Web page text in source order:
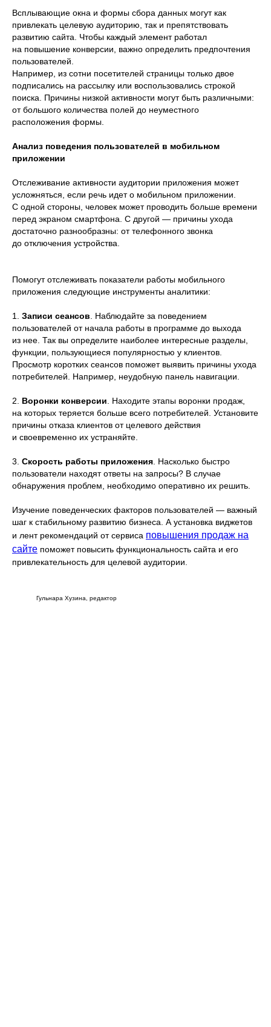
Всплывающие окна и формы сбора данных могут как
привлекать целевую аудиторию, так и препятствовать
развитию сайта. Чтобы каждый элемент работал
на повышение конверсии, важно определить предпочтения
пользователей.
Например, из сотни посетителей страницы только двое
подписались на рассылку или воспользовались строкой
поиска. Причины низкой активности могут быть различными:
от большого количества полей до неуместного
расположения формы.
Анализ поведения пользователей в мобильном
приложении
Отслеживание активности аудитории приложения может
усложняться, если речь идет о мобильном приложении.
С одной стороны, человек может проводить больше времени
перед экраном смартфона. С другой — причины ухода
достаточно разнообразны: от телефонного звонка
до отключения устройства.
Помогут отслеживать показатели работы мобильного
приложения следующие инструменты аналитики:
1. Записи сеансов . Наблюдайте за поведением
пользователей от начала работы в программе до выхода
из нее. Так вы определите наиболее интересные разделы,
функции, пользующиеся популярностью у клиентов.
Просмотр коротких сеансов поможет выявить причины ухода
потребителей. Например, неудобную панель навигации.
2. Воронки конверсии . Находите этапы воронки продаж,
на которых теряется больше всего потребителей. Установите
причины отказа клиентов от целевого действия
и своевременно их устраняйте.
3. Скорость работы приложения . Насколько быстро
пользователи находят ответы на запросы? В случае
обнаружения проблем, необходимо оперативно их решить.
Изучение поведенческих факторов пользователей — важный
шаг к стабильному развитию бизнеса. А установка виджетов
и лент рекомендаций от сервиса повышения продаж на
сайте поможет повысить функциональность сайта и его
привлекательность для целевой аудитории.
Гульнара Хузина, редактор